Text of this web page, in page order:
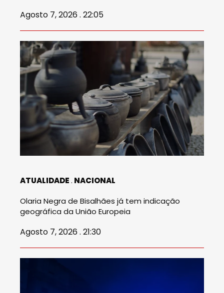
Agosto 7, 2026 . 22:05
ATUALIDADE NACIONAL
Olaria Negra de Bisalhães já tem indicação
geográfica da União Europeia
Agosto 7, 2026 . 21:30